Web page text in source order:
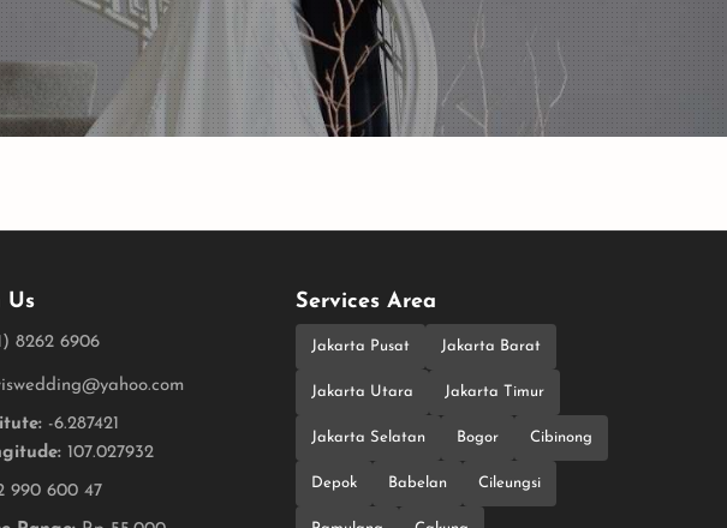
Us
8262 6906
-6.287421
107.027932
990 600 47
Services Area
Jakarta Pusat Jakarta Barat
Jakarta Utara Jakarta Timur
Jakarta Selatan Bogor Cibinong
Depok Babelan Cileungsi